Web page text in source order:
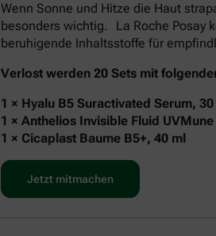
Wenn Sonne und Hitze die Haut
besonders wichtig. La Roche Posay
beruhigende Inhaltsstoffe für
Verlost werden 20 Sets mit
1 × Hyalu B5 Suractivated Serum, 30
1 × Anthelios Invisible Fluid UVMune
1 × Cicaplast Baume B5+, 40 ml
Jetzt mitmachen